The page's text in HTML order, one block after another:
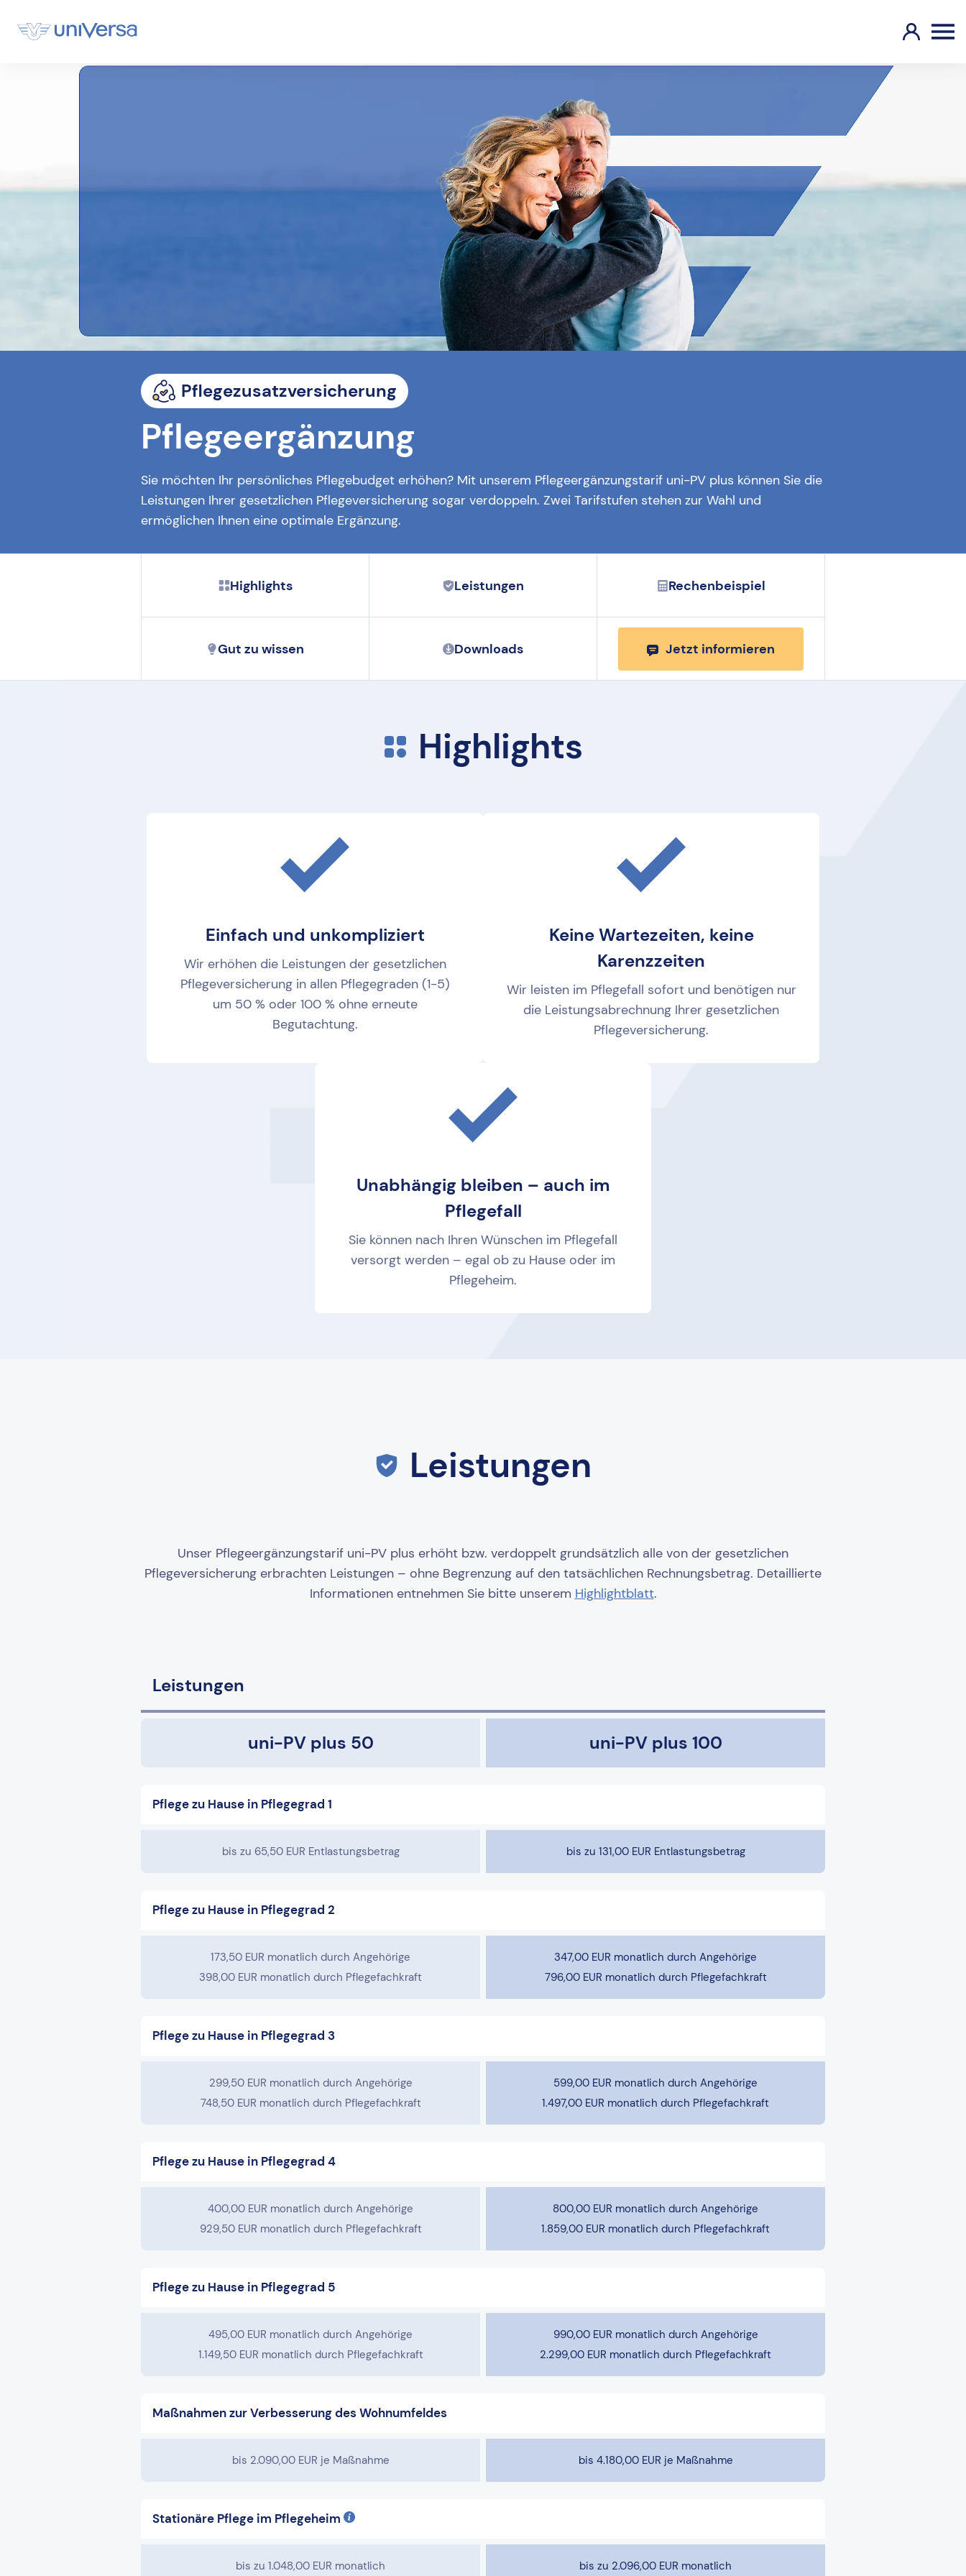
Pflegezusatzversicherung
Pflegeergänzung
Sie möchten Ihr persönliches Pflegebudget erhöhen? Mit unserem Pflegeergänzungstarif uni-PV plus können Sie die
Leistungen Ihrer gesetzlichen Pflegeversicherung sogar verdoppeln. Zwei Tarifstufen stehen zur Wahl und
ermöglichen Ihnen eine optimale Ergänzung.
Highlights Leistungen Rechenbeispiel
Gut zu wissen Downloads Jetzt informieren
Highlights
Einfach und unkompliziert
Wir erhöhen die Leistungen der gesetzlichen
Pflegeversicherung in allen Pflegegraden (1-5)
um 50 % oder 100 % ohne erneute
Begutachtung.
Keine Wartezeiten, keine
Karenzzeiten
Wir leisten im Pflegefall sofort und benötigen nur
die Leistungsabrechnung Ihrer gesetzlichen
Pflegeversicherung.
Unabhängig bleiben – auch im
Pflegefall
Sie können nach Ihren Wünschen im Pflegefall
versorgt werden – egal ob zu Hause oder im
Pflegeheim.
Leistungen
Unser Pflegeergänzungstarif uni-PV plus erhöht bzw. verdoppelt grundsätzlich alle von der gesetzlichen
Pflegeversicherung erbrachten Leistungen – ohne Begrenzung auf den tatsächlichen Rechnungsbetrag. Detaillierte
Informationen entnehmen Sie bitte unserem Highlightblatt.
Leistungen
uni-PV plus 50 uni-PV plus 100
Pflege zu Hause in Pflegegrad 1
bis zu 65,50 EUR Entlastungsbetrag bis zu 131,00 EUR Entlastungsbetrag
Pflege zu Hause in Pflegegrad 2
173,50 EUR monatlich durch Angehörige
398,00 EUR monatlich durch Pflegefachkraft
347,00 EUR monatlich durch Angehörige
796,00 EUR monatlich durch Pflegefachkraft
Pflege zu Hause in Pflegegrad 3
299,50 EUR monatlich durch Angehörige
748,50 EUR monatlich durch Pflegefachkraft
599,00 EUR monatlich durch Angehörige
1.497,00 EUR monatlich durch Pflegefachkraft
Pflege zu Hause in Pflegegrad 4
400,00 EUR monatlich durch Angehörige
929,50 EUR monatlich durch Pflegefachkraft
800,00 EUR monatlich durch Angehörige
1.859,00 EUR monatlich durch Pflegefachkraft
Pflege zu Hause in Pflegegrad 5
495,00 EUR monatlich durch Angehörige
1.149,50 EUR monatlich durch Pflegefachkraft
990,00 EUR monatlich durch Angehörige
2.299,00 EUR monatlich durch Pflegefachkraft
Maßnahmen zur Verbesserung des Wohnumfeldes
bis 2.090,00 EUR je Maßnahme bis 4.180,00 EUR je Maßnahme
Stationäre Pflege im Pflegeheim
bis zu 1.048,00 EUR monatlich bis zu 2.096,00 EUR monatlich